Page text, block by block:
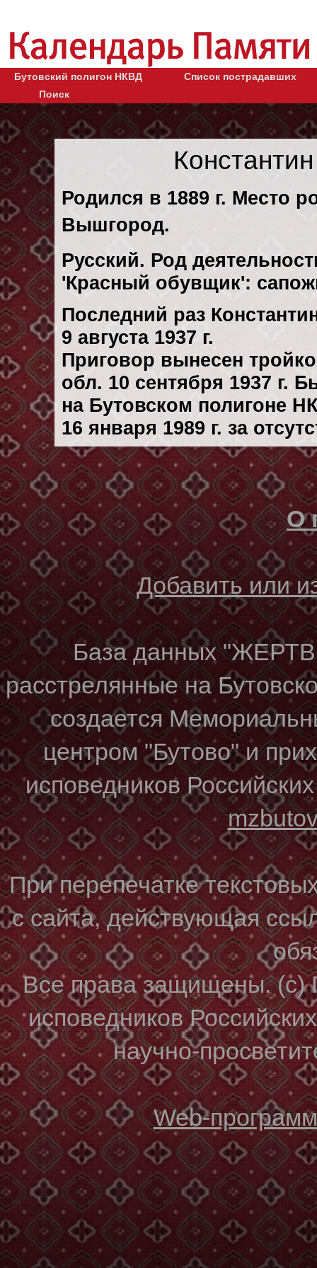
Бутовский полигон НКВД
Список пострадавших
Поиск
Родился в 1889 г. Место
Вышгород.
Русский. Род
'Красный обувщик':
Последний раз
9 августа 1937 г.
Приговор вынесен
обл. 10 сентября 1937 г.
на Бутовском полигоне
16 января 1989 г. за
О
Добавить или
База данных
расстрелянные на
создается
центром "Бутово" и
исповедников
При перепечатке
с сайта, действующая
Все права защищены. (с)
исповедников
научно-
Web-